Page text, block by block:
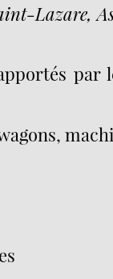
Lazare,
par